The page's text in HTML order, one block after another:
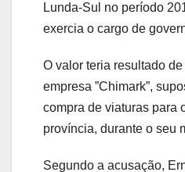
Lunda-Sul no período
exercia o cargo de
O valor teria resultado
empresa ​”Chimark​”,
compra de viaturas para
província, durante o seu
Segundo a acusação,